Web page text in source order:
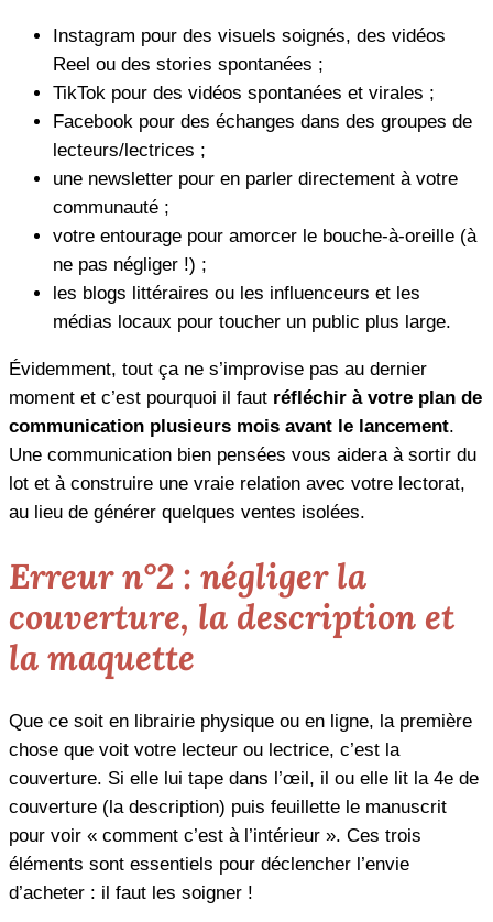
Instagram pour des visuels soignés, des vidéos
Reel ou des stories spontanées ;
TikTok pour des vidéos spontanées et virales ;
Facebook pour des échanges dans des groupes de
lecteurs/lectrices ;
une newsletter pour en parler directement à votre
communauté ;
votre entourage pour amorcer le bouche-à-oreille (à
ne pas négliger !) ;
les blogs littéraires ou les influenceurs et les
médias locaux pour toucher un public plus large.
Évidemment, tout ça ne s’improvise pas au dernier
moment et c’est pourquoi il faut réfléchir à votre plan de
communication plusieurs mois avant le lancement.
Une communication bien pensées vous aidera à sortir du
lot et à construire une vraie relation avec votre lectorat,
au lieu de générer quelques ventes isolées.
Erreur n°2 : négliger la
couverture, la description et
la maquette
Que ce soit en librairie physique ou en ligne, la première
chose que voit votre lecteur ou lectrice, c’est la
couverture. Si elle lui tape dans l’œil, il ou elle lit la 4e de
couverture (la description) puis feuillette le manuscrit
pour voir « comment c’est à l’intérieur ». Ces trois
éléments sont essentiels pour déclencher l’envie
d’acheter : il faut les soigner !